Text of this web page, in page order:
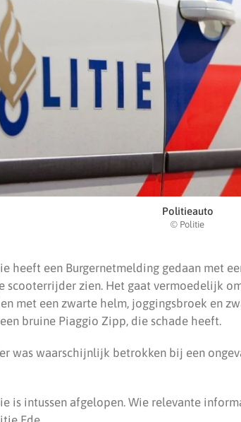
Politieauto
© Politie
heeft een Burgernetmelding gedaan met
scooterrijder zien. Het gaat vermoedelijk
met een zwarte helm, joggingsbroek en
bruine Piaggio Zipp, die schade heeft.
was waarschijnlijk betrokken bij een
is intussen afgelopen. Wie relevante